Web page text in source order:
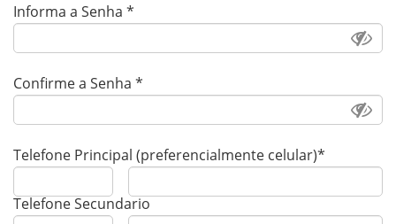
Informa a Senha *
Confirme a Senha *
Telefone Principal (preferencialmente celular)*
Telefone Secundario